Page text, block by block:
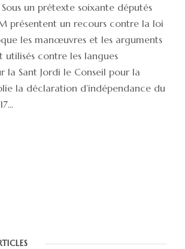
un prétexte soixante députés
présentent un recours contre la loi
les manœuvres et les arguments
utilisés contre les langues
la Sant Jordi le Conseil pour la
la déclaration d’indépendance du